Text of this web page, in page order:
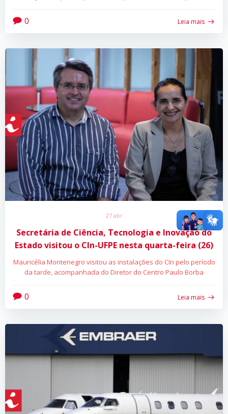
0 Leia mais
27 abr
Secretária de Ciência, Tecnologia e Inovação do
Estado visitou o CIn-UFPE nesta quarta-feira (26)
Mauricélia Montenegro visitou as instalações do CIn pelo período
da tarde, acompanhada do Diretor do Centro Paulo Borba
0 Leia mais